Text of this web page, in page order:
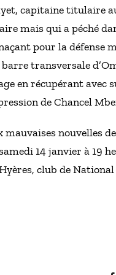
capitaine titulaire
mais qui a péché
pour la défense
transversale
en récupérant avec
de Chancel
nouvelles
14 janvier à 19
club de National